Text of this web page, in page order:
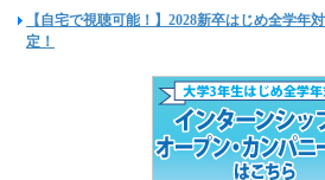
【自宅で視聴可能！】2028新卒はじめ全学
定！